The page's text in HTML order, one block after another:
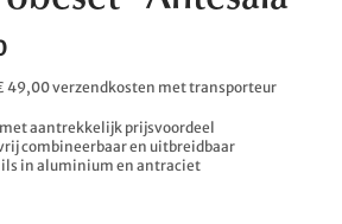
49,00 verzendkosten met transporteur
aantrekkelijk prijsvoordeel
combineerbaar en uitbreidbaar
in aluminium en antraciet